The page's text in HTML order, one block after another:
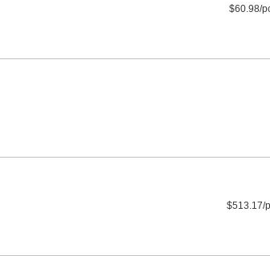
$60.98/
$513.17/